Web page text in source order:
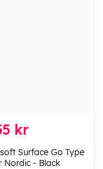
kr
Surface Go Type
Nordic - Black